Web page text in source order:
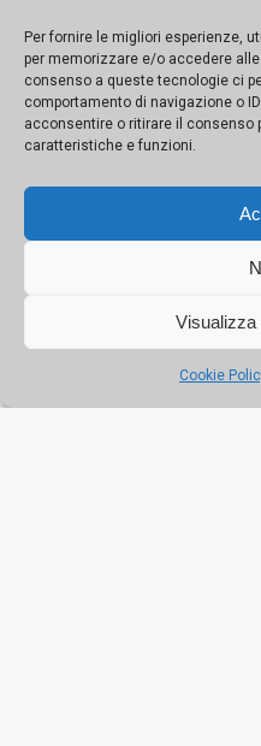
Per fornire le migliori esperienze,
per memorizzare e/o accedere
consenso a queste tecnologie ci
comportamento di navigazione o
acconsentire o ritirare il consenso
caratteristiche e funzioni.
Visualizza
Cookie
fede
A